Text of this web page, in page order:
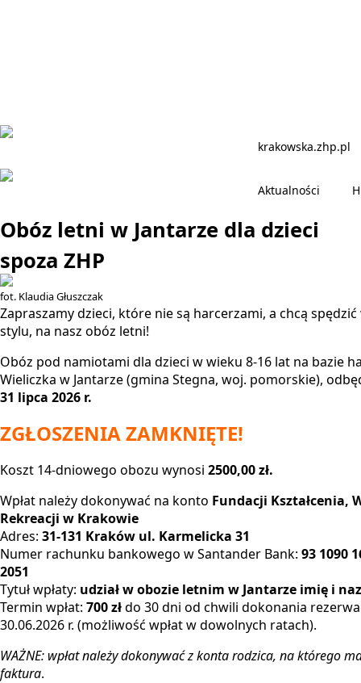
krakowska.zhp.pl
Aktualności
Obóz letni w Jantarze dla dzieci
spoza ZHP
fot. Klaudia Głuszczak
Zapraszamy dzieci, które nie są harcerzami, a chcą
stylu, na nasz obóz letni!
Obóz pod namiotami dla dzieci w wieku 8-16 lat na bazie
Wieliczka w Jantarze (gmina Stegna, woj. pomorskie),
31 lipca 2026 r.
ZGŁOSZENIA ZAMKNIĘTE!
Koszt 14-dniowego obozu wynosi 2500,00 zł.
Wpłat należy dokonywać na konto Fundacji Kształcenia,
Rekreacji w Krakowie
Adres: 31-131 Kraków ul. Karmelicka 31
Numer rachunku bankowego w Santander Bank: 93 1090
2051
Tytuł wpłaty: udział w obozie letnim w Jantarze imię i
Termin wpłat: 700 złdo 30 dni od chwili dokonania
30.06.2026 r. (możliwość wpłat w dowolnych ratach).
WAŻNE: wpłat należy dokonywać z konta rodzica, na którego
faktura.